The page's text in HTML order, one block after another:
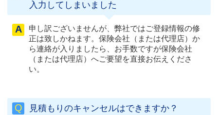
入力してしまいました
申し訳ございませんが、弊社ではご登録情報の修
正は致しかねます。保険会社（または代理店）か
ら連絡が入りましたら、お手数ですが保険会社
（または代理店）へご要望を直接お伝えくださ
い。
見積もりのキャンセルはできますか？